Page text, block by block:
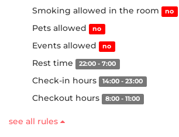
Smoking allowed in the room no
Pets allowed no
Events allowed no
Rest time 22:00 - 7:00
Check-in hours 14:00 - 23:00
Checkout hours 8:00 - 11:00
see all rules